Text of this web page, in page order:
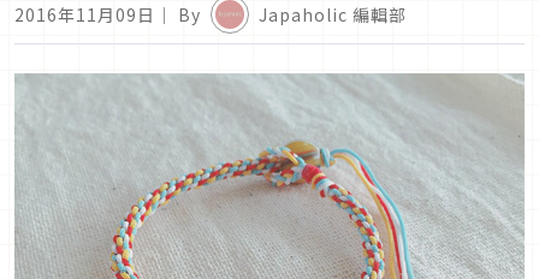
2016年11月09日 ｜ By Japaholic 編輯部